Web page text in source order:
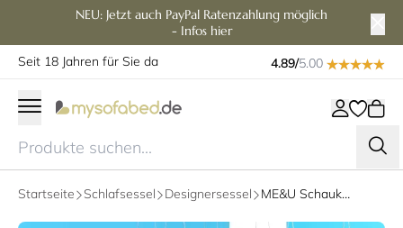
NEU: Jetzt auch PayPal Ratenzahlung möglich
- Infos hier
Seit 18 Jahren für Sie da
4.89/5.00
Startseite Schlafsessel Designersessel ME&U Schaukel von Softline - mit Stoffen von KVADRAT